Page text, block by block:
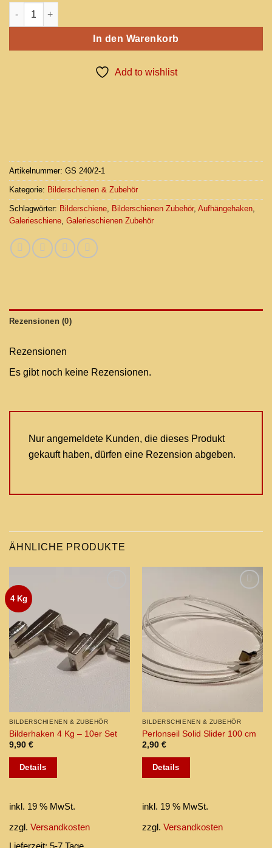
In den Warenkorb
Add to wishlist
Artikelnummer: GS 240/2-1
Kategorie: Bilderschienen & Zubehör
Schlagwörter: Bilderschiene Bilderschienen Zubehör, Aufhängehaken
Galerieschiene Galerieschienen Zubehör
Rezensionen (0)
Rezensionen
Es gibt noch keine Rezensionen.
Nur angemeldete Kunden, die dieses Produkt
gekauft haben, dürfen eine Rezension abgeben.
ÄHNLICHE PRODUKTE
4 Kg
BILDERSCHIENEN & ZUBEHÖR
Bilderhaken 4 Kg – 10er Set
9,90 €
Details
inkl. 19 % MwSt.
zzgl. Versandkosten
Lieferzeit: 5-7 Tage
wishlist
BILDERSCHIENEN & ZUBEHÖR
Perlonseil Solid Slider 100 cm
2,90 €
Details
inkl. 19 % MwSt.
zzgl. Versandkosten